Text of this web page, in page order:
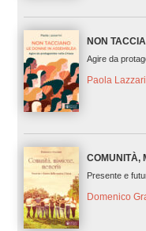
NON
Agire da
Paola
COMUNITÀ,
Presente e
Domenico